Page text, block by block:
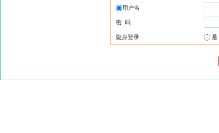
用户名
密 码
隐身登录